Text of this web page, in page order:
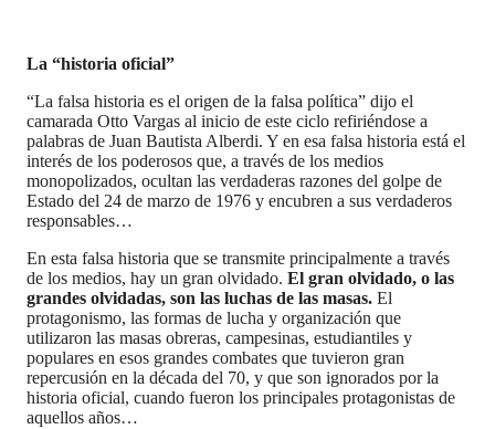
La “historia oficial”
“La falsa historia es el origen de la falsa política” dijo el
camarada Otto Vargas al inicio de este ciclo refiriéndose a
palabras de Juan Bautista Alberdi. Y en esa falsa historia está el
interés de los poderosos que, a través de los medios
monopolizados, ocultan las verdaderas razones del golpe de
Estado del 24 de marzo de 1976 y encubren a sus verdaderos
responsables…
En esta falsa historia que se transmite principalmente a través
de los medios, hay un gran olvidado. El gran olvidado, o las
grandes olvidadas, son las luchas de las masas. El
protagonismo, las formas de lucha y organización que
utilizaron las masas obreras, campesinas, estudiantiles y
populares en esos grandes combates que tuvieron gran
repercusión en la década del 70, y que son ignorados por la
historia oficial, cuando fueron los principales protagonistas de
aquellos años…